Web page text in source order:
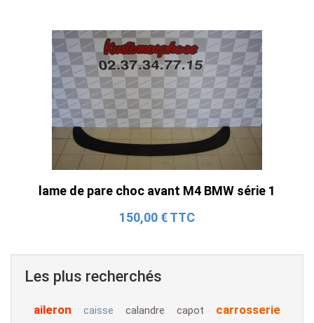
lame de pare choc avant M4 BMW série 1
150,00 € TTC
Les plus recherchés
aileron caisse calandre capot carrosserie